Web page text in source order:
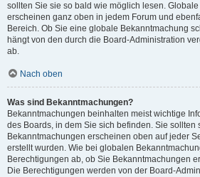
sollten Sie sie so bald wie möglich lesen.
erscheinen ganz oben in jedem Forum und
Bereich. Ob Sie eine globale Bekanntmachung
hängt von den durch die Board-Administration
ab.
Nach oben
Was sind Bekanntmachungen?
Bekanntmachungen beinhalten meist wichtige
des Boards, in dem Sie sich befinden. Sie sollten
Bekanntmachungen erscheinen oben auf jeder
erstellt wurden. Wie bei globalen
Berechtigungen ab, ob Sie Bekanntmachungen
Die Berechtigungen werden von der Board-